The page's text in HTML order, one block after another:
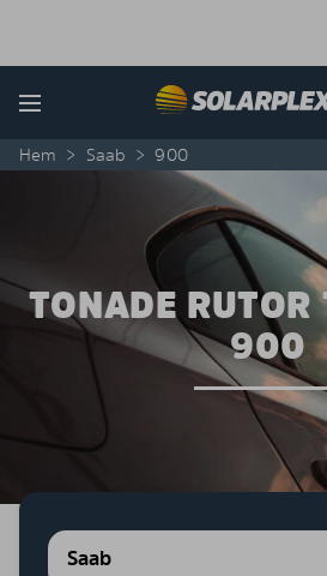
Menu
Hem > Saab > 900
TONADE
900
Saab